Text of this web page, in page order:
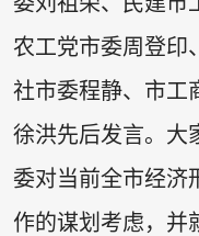
农工党市委周登印
社市委程静、市工
徐洪先后发言。大
委对当前全市经济
作的谋划考虑，并